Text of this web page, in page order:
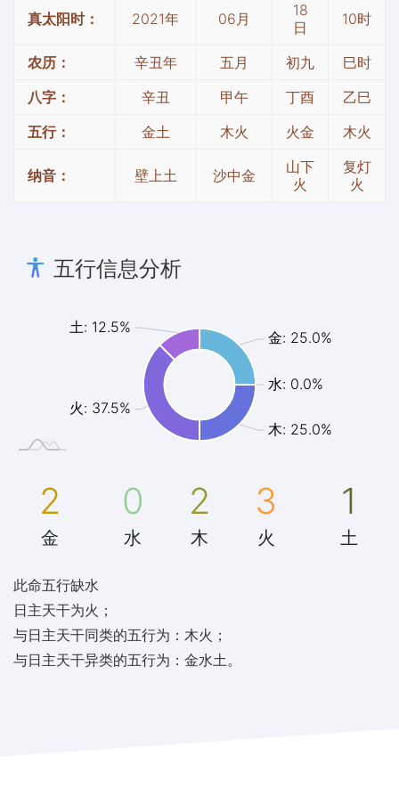
真太阳时： 2021年 06月
18
日
10时
农历： 辛丑年 五月 初九
巳时
八字：
辛丑 甲午 丁酉
乙巳
五行：
金土 木火 火金 木火
纳音： 壁上土 沙中金
山下
火
复灯
火
五行信息分析
金: 25.0%
水: 0.0%
木: 25.0%
火: 37.5%
土: 12.5%
2
金
0
水
2
木
3
火
1
土
此命五行缺水
日主天干为火；
与日主天干同类的五行为：木火；
与日主天干异类的五行为：金水土。